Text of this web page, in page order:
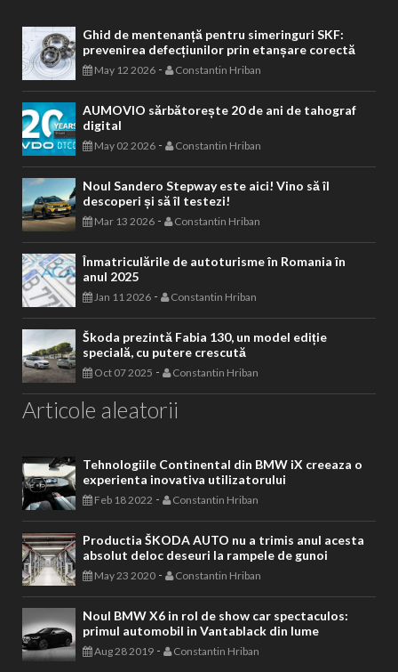
Ghid de mentenanță pentru simeringuri SKF:
prevenirea defecțiunilor prin etanșare corectă
May 12 2026 - Constantin Hriban
AUMOVIO sărbătorește 20 de ani de tahograf
digital
May 02 2026 - Constantin Hriban
Noul Sandero Stepway este aici! Vino să îl
descoperi și să îl testezi!
Mar 13 2026 - Constantin Hriban
Înmatriculările de autoturisme în Romania în
anul 2025
Jan 11 2026 - Constantin Hriban
Škoda prezintă Fabia 130, un model ediție
specială, cu putere crescută
Oct 07 2025 - Constantin Hriban
Articole aleatorii
Tehnologiile Continental din BMW iX creeaza o
experienta inovativa utilizatorului
Feb 18 2022 - Constantin Hriban
Productia ŠKODA AUTO nu a trimis anul acesta
absolut deloc deseuri la rampele de gunoi
May 23 2020 - Constantin Hriban
Noul BMW X6 in rol de show car spectaculos:
primul automobil in Vantablack din lume
Aug 28 2019 - Constantin Hriban